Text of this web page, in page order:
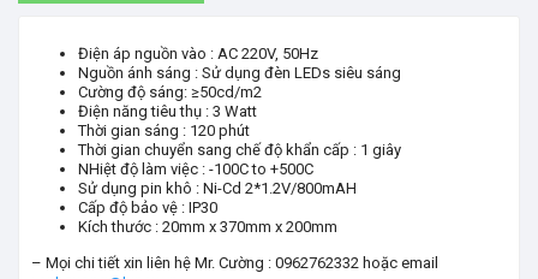
Điện áp nguồn vào : AC 220V, 50Hz
Nguồn ánh sáng : Sử dụng đèn LEDs siêu sáng
Cường độ sáng: ≥50cd/m2
Điện năng tiêu thụ : 3 Watt
Thời gian sáng : 120 phút
Thời gian chuyển sang chế độ khẩn cấp : 1 giây
NHiệt độ làm việc : -100C to +500C
Sử dụng pin khô : Ni-Cd 2*1.2V/800mAH
Cấp độ bảo vệ : IP30
Kích thước : 20mm x 370mm x 200mm
– Mọi chi tiết xin liên hệ Mr. Cường : 0962762332 hoặc email